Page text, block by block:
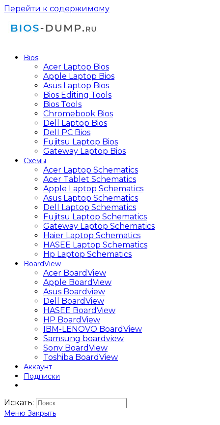
Перейти к содержимому
Bios
Acer Laptop Bios
Apple Laptop Bios
Asus Laptop Bios
Bios Editing Tools
Bios Tools
Chromebook Bios
Dell Laptop Bios
Dell PC Bios
Fujitsu Laptop Bios
Gateway Laptop Bios
Схемы
Acer Laptop Schematics
Acer Tablet Schematics
Apple Laptop Schematics
Asus Laptop Schematics
Dell Laptop Schematics
Fujitsu Laptop Schematics
Gateway Laptop Schematics
Haier Laptop Schematics
HASEE Laptop Schematics
Hp Laptop Schematics
BoardView
Acer BoardView
Apple BoardView
Asus Boardview
Dell BoardView
HASEE BoardView
HP BoardView
IBM-LENOVO BoardView
Samsung boardview
Sony BoardView
Toshiba BoardView
Аккаунт
Подписки
Искать:
Меню Закрыть